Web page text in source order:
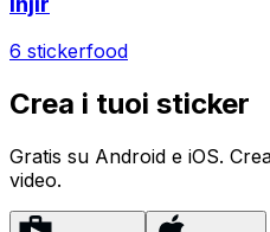
6 stickerfood
Crea i tuoi sticker
Gratis su Android e iOS.
video.